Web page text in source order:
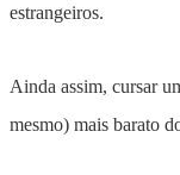
estrangeiros.
Ainda assim, cursar
mesmo) mais barato